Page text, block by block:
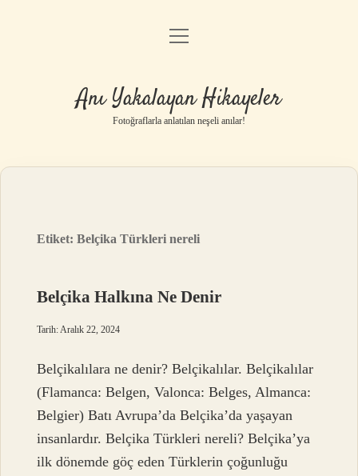
Anasayfa
Yasal Uyarı
menüyü
Anı Yakalayan Hikayeler
Fotoğraflarla anlatılan neşeli anılar!
Etiket:Belçika Türkleri nereli
Belçika Halkına Ne Denir
Tarih: Aralık 22, 2024
Belçikalılara ne denir? Belçikalılar. Belçikalılar
(Flamanca: Belgen, Valonca: Belges, Almanca:
Belgier) Batı Avrupa’da Belçika’da yaşayan
insanlardır. Belçika Türkleri nereli? Belçika’ya
ilk dönemde göç eden Türklerin çoğunluğu